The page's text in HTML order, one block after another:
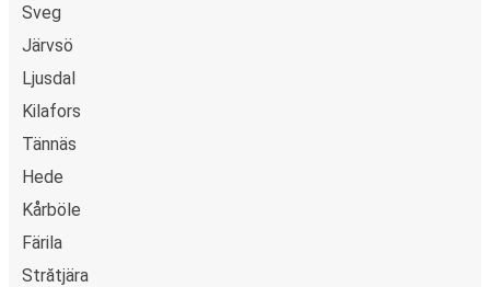
Sveg
Järvsö
Ljusdal
Kilafors
Tännäs
Hede
Kårböle
Färila
Strătjära